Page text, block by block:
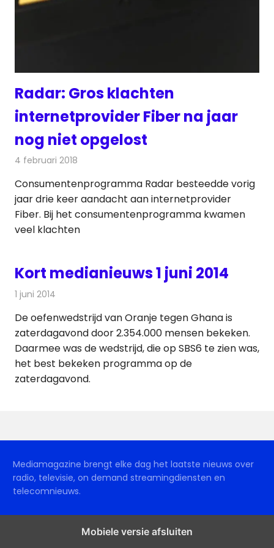
Radar: Gros klachten
internetprovider Fiber na jaar
nog niet opgelost
4 februari 2018
Consumentenprogramma Radar besteedde vorig
jaar drie keer aandacht aan internetprovider
Fiber. Bij het consumentenprogramma kwamen
veel klachten
Kort medianieuws 1 juni 2014
1 juni 2014
De oefenwedstrijd van Oranje tegen Ghana is
zaterdagavond door 2.354.000 mensen bekeken.
Daarmee was de wedstrijd, die op SBS6 te zien was,
het best bekeken programma op de
zaterdagavond.
Mediamagazine brengt elke dag het laatste nieuws over
radio, televisie, on demand streamingdiensten en
telecomnieuws.
Mobiele versie afsluiten